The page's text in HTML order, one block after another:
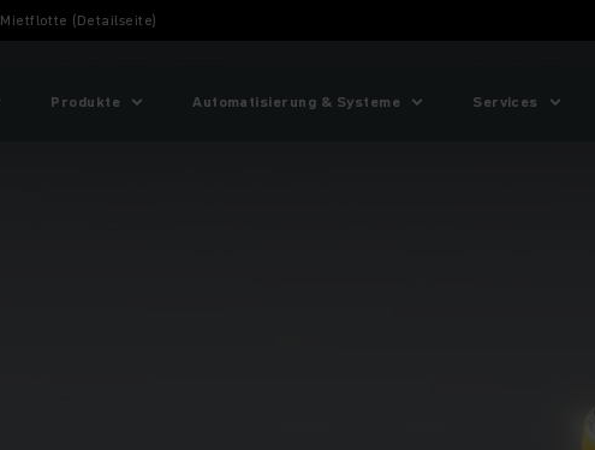
Mietflotte (Detailseite)
Produkte Automatisierung & Systeme Services